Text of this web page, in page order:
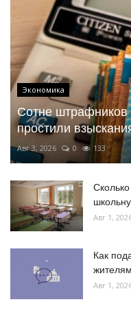
Экономика
Сотне штрафников
простили
Авг 3, 2026 0 133
Авг 1,
Как
Авг 1,